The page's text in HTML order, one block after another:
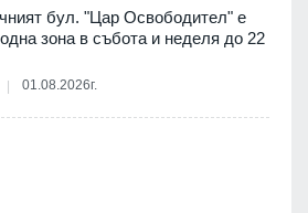
бул. "Цар Освободител" е
зона в събота и неделя до 22
01.08.2026г.